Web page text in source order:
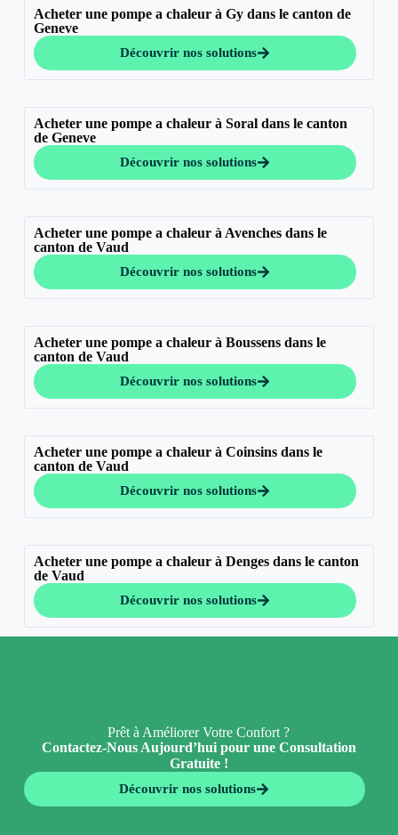
Acheter une pompe a chaleur à Gy dans le canton de
Geneve
Découvrir nos solutions
Acheter une pompe a chaleur à Soral dans le canton
de Geneve
Découvrir nos solutions
Acheter une pompe a chaleur à Avenches dans le
canton de Vaud
Découvrir nos solutions
Acheter une pompe a chaleur à Boussens dans le
canton de Vaud
Découvrir nos solutions
Acheter une pompe a chaleur à Coinsins dans le
canton de Vaud
Découvrir nos solutions
Acheter une pompe a chaleur à Denges dans le canton
de Vaud
Découvrir nos solutions
Prêt à Améliorer Votre Confort ?
Contactez-Nous Aujourd’hui pour une Consultation
Gratuite !
Découvrir nos solutions